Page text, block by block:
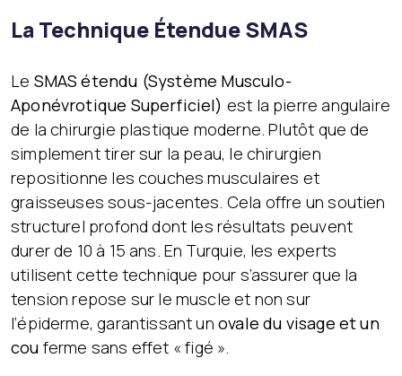
La Technique Étendue SMAS
Le SMAS étendu (Système Musculo-
Aponévrotique Superficiel) est la pierre angulaire
de la chirurgie plastique moderne. Plutôt que de
simplement tirer sur la peau, le chirurgien
repositionne les couches musculaires et
graisseuses sous-jacentes. Cela offre un soutien
structurel profond dont les résultats peuvent
durer de 10 à 15 ans. En Turquie, les experts
utilisent cette technique pour s’assurer que la
tension repose sur le muscle et non sur
l’épiderme, garantissant unovale du visage et un
cou ferme sans effet « figé ».